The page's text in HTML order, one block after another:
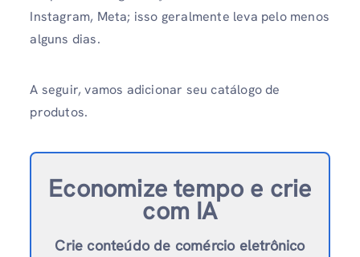
Instagram, Meta; isso geralmente leva pelo menos
alguns dias.
A seguir, vamos adicionar seu catálogo de
produtos.
Economize tempo e crie
com IA
Crie conteúdo de comércio eletrônico